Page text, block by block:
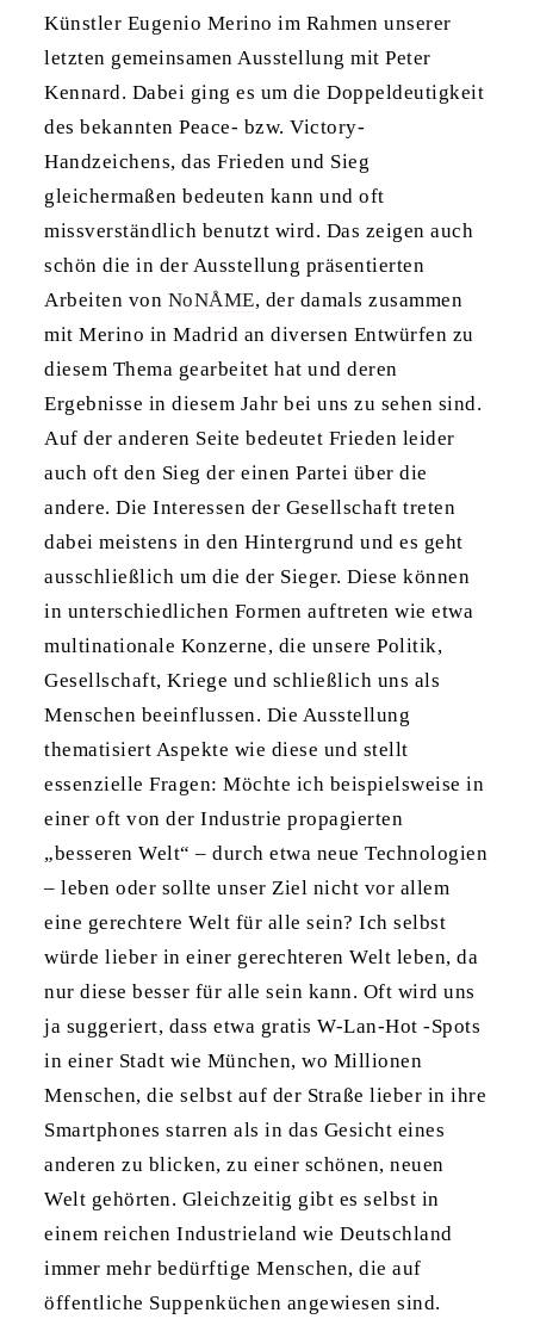
Künstler Eugenio Merino im Rahmen unserer
letzten gemeinsamen Ausstellung mit Peter
Kennard. Dabei ging es um die Doppeldeutigkeit
des bekannten Peace- bzw. Victory-
Handzeichens, das Frieden und Sieg
gleichermaßen bedeuten kann und oft
missverständlich benutzt wird. Das zeigen auch
schön die in der Ausstellung präsentierten
Arbeiten von NoNÅME, der damals zusammen
mit Merino in Madrid an diversen Entwürfen zu
diesem Thema gearbeitet hat und deren
Ergebnisse in diesem Jahr bei uns zu sehen sind.
Auf der anderen Seite bedeutet Frieden leider
auch oft den Sieg der einen Partei über die
andere. Die Interessen der Gesellschaft treten
dabei meistens in den Hintergrund und es geht
ausschließlich um die der Sieger. Diese können
in unterschiedlichen Formen auftreten wie etwa
multinationale Konzerne, die unsere Politik,
Gesellschaft, Kriege und schließlich uns als
Menschen beeinflussen. Die Ausstellung
thematisiert Aspekte wie diese und stellt
essenzielle Fragen: Möchte ich beispielsweise in
einer oft von der Industrie propagierten
„besseren Welt“ – durch etwa neue Technologien
– leben oder sollte unser Ziel nicht vor allem
eine gerechtere Welt für alle sein? Ich selbst
würde lieber in einer gerechteren Welt leben, da
nur diese besser für alle sein kann. Oft wird uns
ja suggeriert, dass etwa gratis W-Lan-Hot -Spots
in einer Stadt wie München, wo Millionen
Menschen, die selbst auf der Straße lieber in ihre
Smartphones starren als in das Gesicht eines
anderen zu blicken, zu einer schönen, neuen
Welt gehörten. Gleichzeitig gibt es selbst in
einem reichen Industrieland wie Deutschland
immer mehr bedürftige Menschen, die auf
öffentliche Suppenküchen angewiesen sind.